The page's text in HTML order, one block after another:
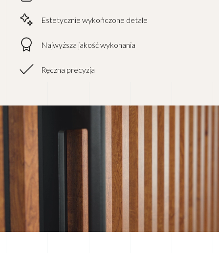
Estetycznie wykończone detale
Najwyższa jakość wykonania
Ręczna precyzja